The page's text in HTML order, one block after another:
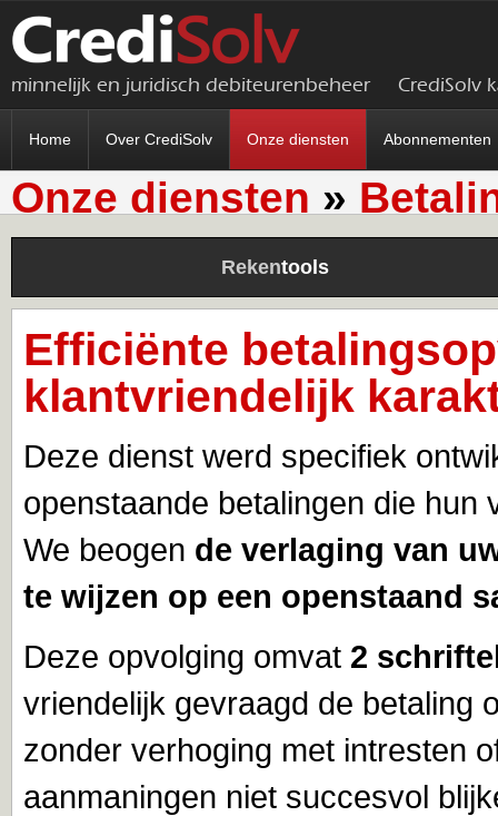
Home Over CrediSolv Onze diensten Abonnementen
Onze diensten »
Rekentools
Efficiënte
klantvriendelijk
Deze dienst werd specifiek
openstaande betalingen die hun
We beogen de verlaging van
te wijzen op een openstaand
Deze opvolging omvat 2
vriendelijk gevraagd de betaling
zonder verhoging met intresten
aanmaningen niet succesvol
CrediSolv
minnelijk en juridisch debiteurenbeheer